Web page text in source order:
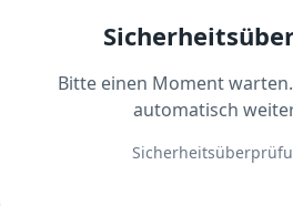
Bitte einen Moment
automatisch